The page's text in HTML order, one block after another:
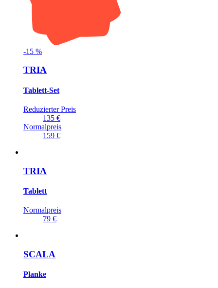
-15 %
TRIA
Tablett-Set
Reduzierter Preis
135 €
Normalpreis
159 €
TRIA
Tablett
Normalpreis
79 €
SCALA
Planke